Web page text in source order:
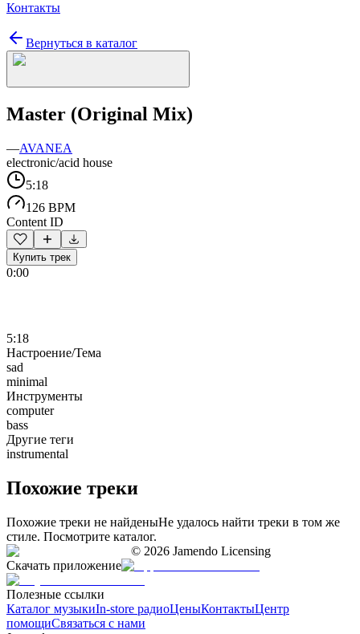
Контакты
Вернуться в каталог
Master (Original Mix)
—AVANEA
electronic/acid house
5:18
126 BPM
Content ID
Купить трек
0:00
5:18
Настроение/Тема
sad
minimal
Инструменты
computer
bass
Другие теги
instrumental
Похожие треки
Похожие треки не найденыНе удалось найти треки в том же
стиле. Посмотрите каталог.
© 2026 Jamendo Licensing
Скачать приложение
Полезные ссылки
Каталог музыкиIn-store радиоЦеныКонтактыЦентр
помощиСвязаться с нами